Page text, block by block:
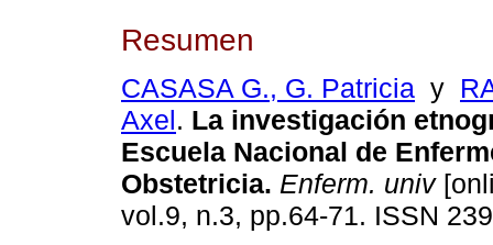
Resumen
CASASA G., G. Patricia y
Axel. La investigación
Escuela Nacional de
Obstetricia. Enferm. univ
vol.9, n.3, pp.64-71. ISSN